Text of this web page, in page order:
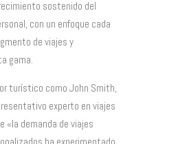
sostenido del
con un enfoque cada
de viajes y
gama.
turístico como John Smith,
experto en viajes
«la demanda de viajes
ha experimentado